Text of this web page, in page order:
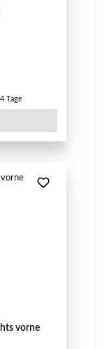
Tage
vorne